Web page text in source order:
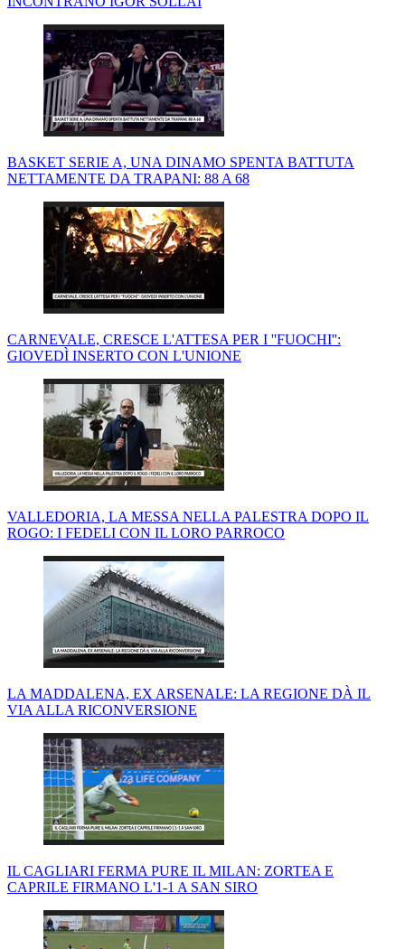
BASKET SERIE A, UNA DINAMO SPENTA BATTUTA
NETTAMENTE DA TRAPANI: 88 A 68
CARNEVALE, CRESCE L'ATTESA PER I ''FUOCHI'':
GIOVEDÌ INSERTO CON L'UNIONE
VALLEDORIA, LA MESSA NELLA PALESTRA DOPO IL
ROGO: I FEDELI CON IL LORO PARROCO
LA MADDALENA, EX ARSENALE: LA REGIONE DÀ IL
VIA ALLA RICONVERSIONE
IL CAGLIARI FERMA PURE IL MILAN: ZORTEA E
CAPRILE FIRMANO L'1-1 A SAN SIRO